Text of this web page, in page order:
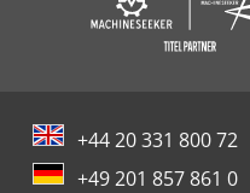
+44 20 331 800 72
+49 201 857 861 0